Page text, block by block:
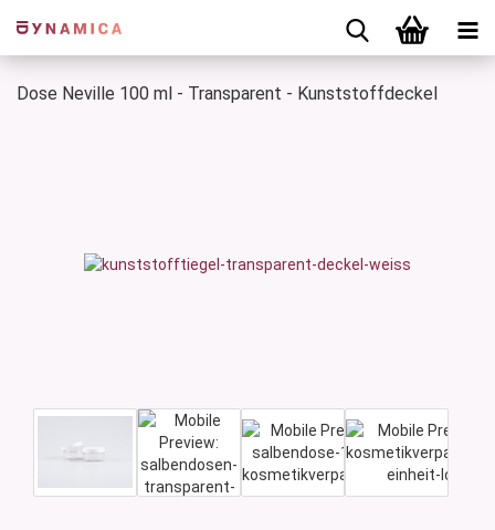
Dose Neville 100 ml - Transparent - Kunststoffdeckel